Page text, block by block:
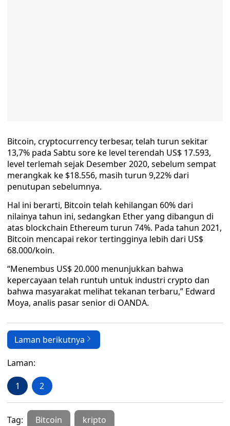
Bitcoin, cryptocurrency terbesar, telah turun sekitar
13,7% pada Sabtu sore ke level terendah US$ 17.593,
level terlemah sejak Desember 2020, sebelum sempat
merangkak ke $18.556, masih turun 9,22% dari
penutupan sebelumnya.
Hal ini berarti, Bitcoin telah kehilangan 60% dari
nilainya tahun ini, sedangkan Ether yang dibangun di
atas blockchain Ethereum turun 74%. Pada tahun 2021,
Bitcoin mencapai rekor tertingginya lebih dari US$
68.000/koin.
“Menembus US$ 20.000 menunjukkan bahwa
kepercayaan telah runtuh untuk industri crypto dan
bahwa masyarakat melihat tekanan terbaru,” Edward
Moya, analis pasar senior di OANDA.
Laman berikutnya
Laman:
1 2
Tag: Bitcoin kripto